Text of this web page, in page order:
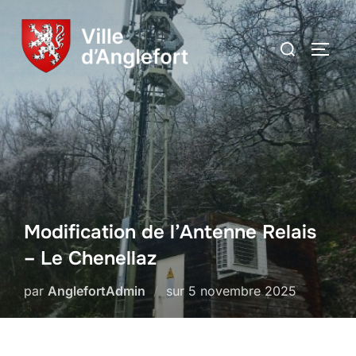
Modification de l’Antenne Relais
– Le Chenellaz
par AnglefortAdmin sur 5 novembre 2025